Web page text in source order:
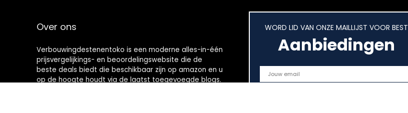
Over ons
Verbouwingdestenentoko is een moderne alles-in-één
prijsvergelijkings- en beoordelingswebsite die de
beste deals biedt die beschikbaar zijn op amazon en u
op de hoogte houdt via de laatst toegevoegde blogs.
WORD LID VAN ONZE MAILLIJST VOOR BEST
Aanbiedingen